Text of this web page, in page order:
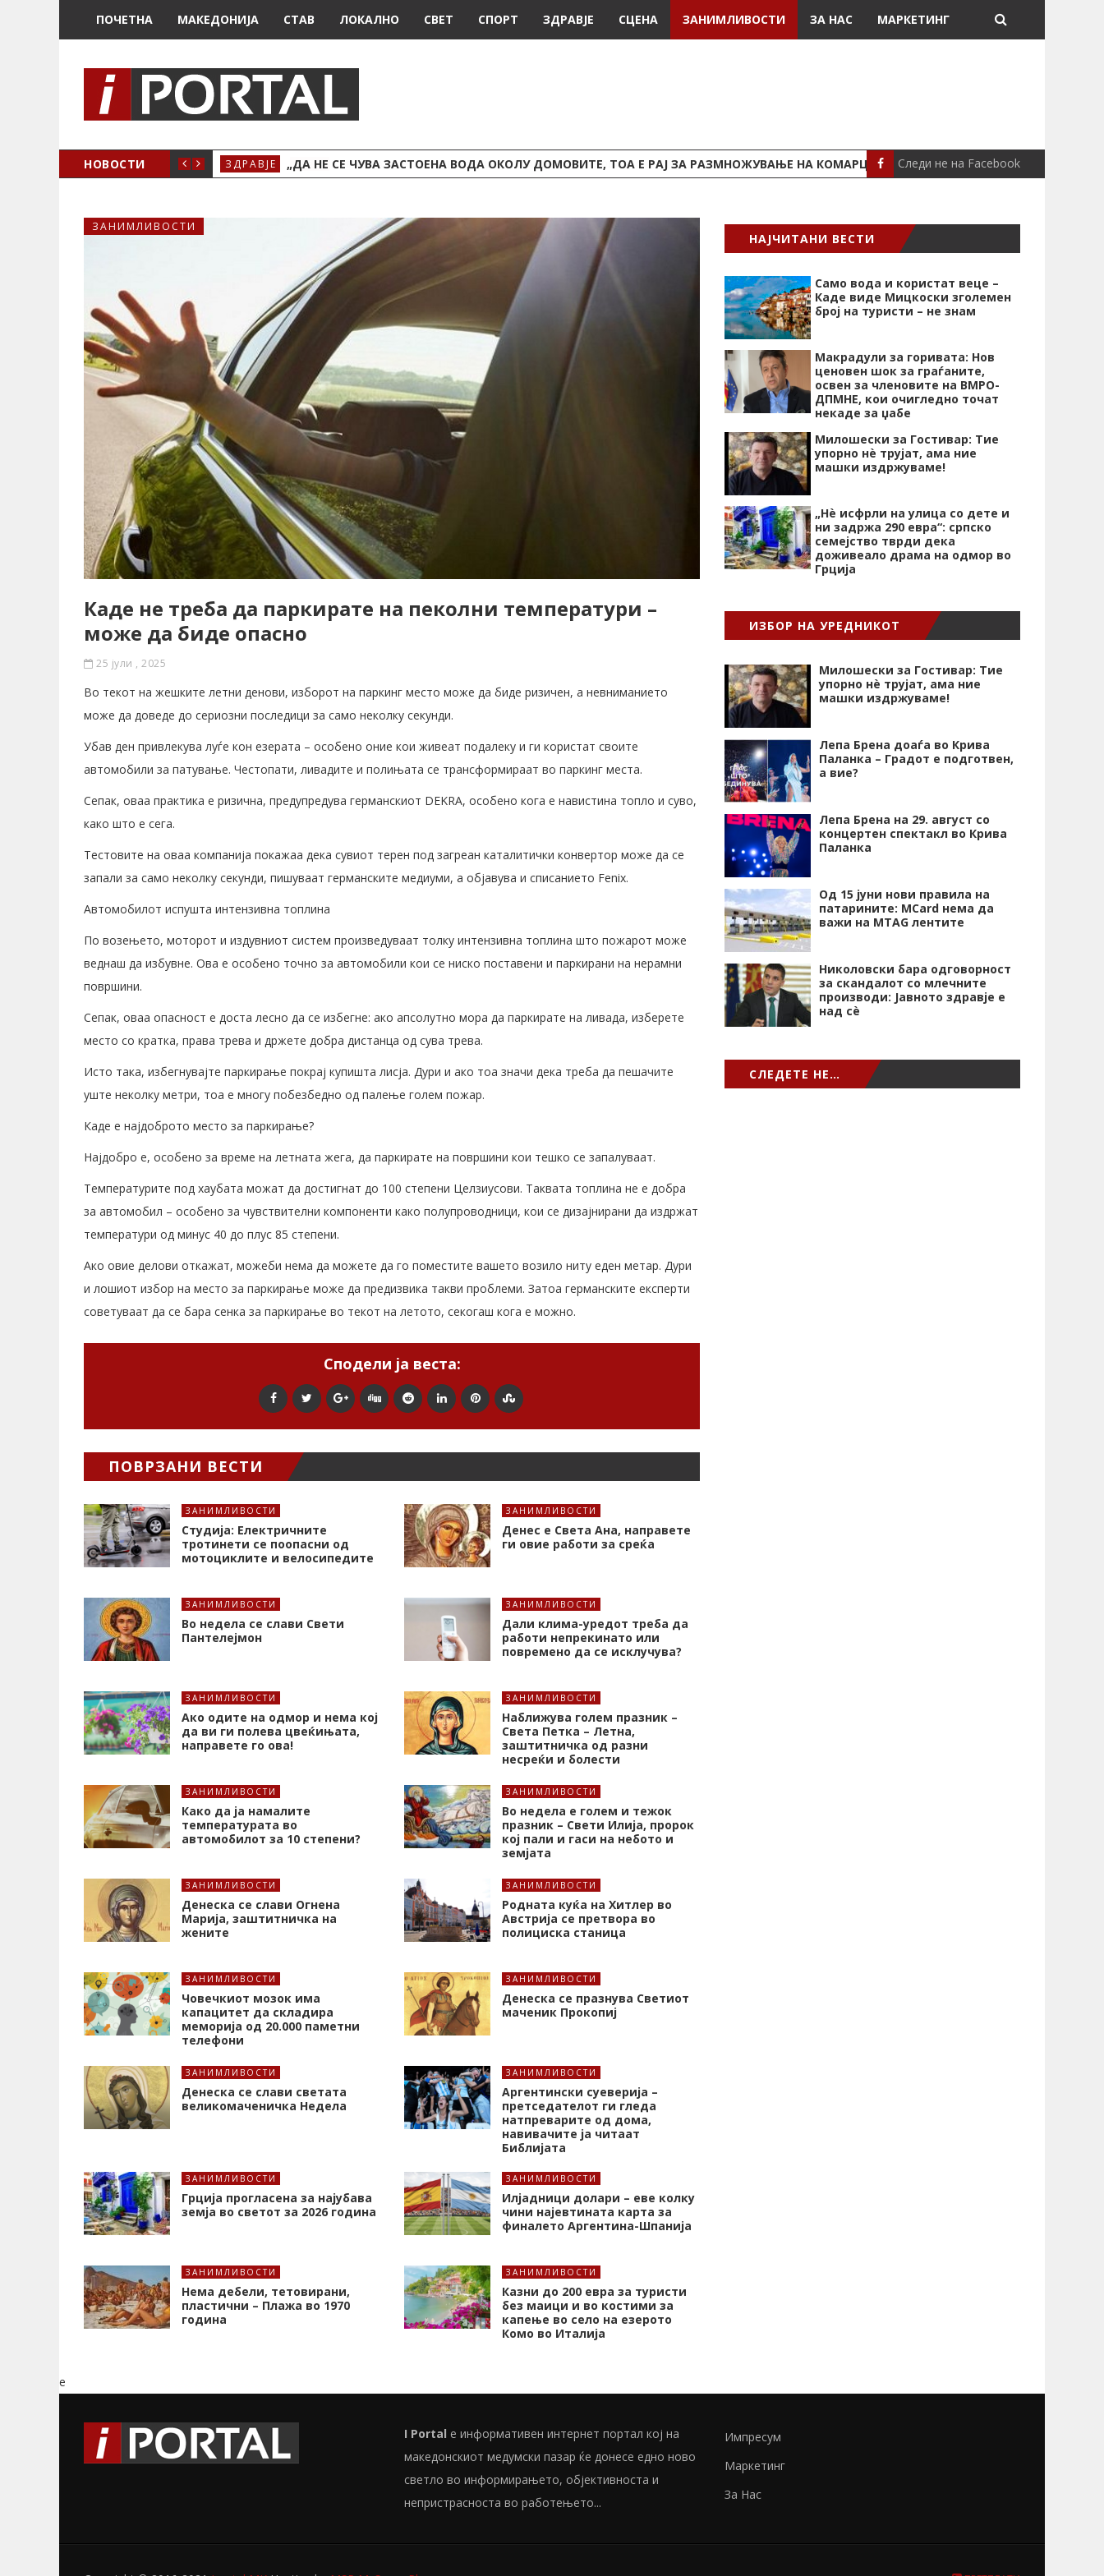
ПОЧЕТНА МАКЕДОНИЈА СТАВ ЛОКАЛНО СВЕТ СПОРТ ЗДРАВЈЕ СЦЕНА ЗАНИМЛИВОСТИ ЗА НАС МАРКЕТИНГ
НОВОСТИ ЗДРАВЈЕ „ДА НЕ СЕ ЧУВА ЗАСТОЕНА ВОДА ОКОЛУ ДОМОВИТЕ, ТОА Е РАЈ ЗА РАЗМНОЖУВАЊЕ НА КОМАРЦИТЕ“ ЗАНИМЛИВОСТИ
Следи не на Facebook
ЗАНИМЛИВОСТИ
Каде не треба да паркирате на пеколни температури –
може да биде опасно
25 јули , 2025
Во текот на жешките летни денови, изборот на паркинг место може да биде ризичен, а невниманието
може да доведе до сериозни последици за само неколку секунди.
Убав ден привлекува луѓе кон езерата – особено оние кои живеат подалеку и ги користат своите
автомобили за патување. Честопати, ливадите и полињата се трансформираат во паркинг места.
Сепак, оваа практика е ризична, предупредува германскиот DEKRA, особено кога е навистина топло и суво,
како што е сега.
Тестовите на оваа компанија покажаа дека сувиот терен под загреан каталитички конвертор може да се
запали за само неколку секунди, пишуваат германските медиуми, а објавува и списанието Fenix.
Автомобилот испушта интензивна топлина
По возењето, моторот и издувниот систем произведуваат толку интензивна топлина што пожарот може
веднаш да избувне. Ова е особено точно за автомобили кои се ниско поставени и паркирани на нерамни
површини.
Сепак, оваа опасност е доста лесно да се избегне: ако апсолутно мора да паркирате на ливада, изберете
место со кратка, права трева и држете добра дистанца од сува трева.
Исто така, избегнувајте паркирање покрај купишта лисја. Дури и ако тоа значи дека треба да пешачите
уште неколку метри, тоа е многу побезбедно од палење голем пожар.
Каде е најдоброто место за паркирање?
Најдобро е, особено за време на летната жега, да паркирате на површини кои тешко се запалуваат.
Температурите под хаубата можат да достигнат до 100 степени Целзиусови. Таквата топлина не е добра
за автомобил – особено за чувствителни компоненти како полупроводници, кои се дизајнирани да издржат
температури од минус 40 до плус 85 степени.
Ако овие делови откажат, можеби нема да можете да го поместите вашето возило ниту еден метар. Дури
и лошиот избор на место за паркирање може да предизвика такви проблеми. Затоа германските експерти
советуваат да се бара сенка за паркирање во текот на летото, секогаш кога е можно.
Сподели ја веста:
ПОВРЗАНИ ВЕСТИ
ЗАНИМЛИВОСТИ
Студија: Електричните
тротинети се поопасни од
мотоциклите и велосипедите
ЗАНИМЛИВОСТИ
Денес е Света Ана, направете
ги овие работи за среќа
ЗАНИМЛИВОСТИ
Во недела се слави Свети
Пантелејмон
ЗАНИМЛИВОСТИ
Дали клима-уредот треба да
работи непрекинато или
повремено да се исклучува?
ЗАНИМЛИВОСТИ
Ако одите на одмор и нема кој
да ви ги полева цвеќињата,
направете го ова!
ЗАНИМЛИВОСТИ
Наближува голем празник –
Света Петка – Летна,
заштитничка од разни
несреќи и болести
ЗАНИМЛИВОСТИ
Како да ја намалите
температурата во
автомобилот за 10 степени?
ЗАНИМЛИВОСТИ
Во недела е голем и тежок
празник – Свети Илија, пророк
кој пали и гаси на небото и
земјата
ЗАНИМЛИВОСТИ
Денеска се слави Огнена
Марија, заштитничка на
жените
ЗАНИМЛИВОСТИ
Родната куќа на Хитлер во
Австрија се претвора во
полициска станица
ЗАНИМЛИВОСТИ
Човечкиот мозок има
капацитет да складира
меморија од 20.000 паметни
телефони
ЗАНИМЛИВОСТИ
Денеска се празнува Светиот
маченик Прокопиј
ЗАНИМЛИВОСТИ
Денеска се слави светата
великомаченичка Недела
ЗАНИМЛИВОСТИ
Аргентински суеверија –
претседателот ги гледа
натпреварите од дома,
навивачите ја читаат
Библијата
ЗАНИМЛИВОСТИ
Грција прогласена за најубава
земја во светот за 2026 година
ЗАНИМЛИВОСТИ
Илјадници долари – еве колку
чини најевтината карта за
финалето Аргентина-Шпанија
ЗАНИМЛИВОСТИ
Нема дебели, тетовирани,
пластични – Плажа во 1970
година
ЗАНИМЛИВОСТИ
Казни до 200 евра за туристи
без маици и во костими за
капење во село на езерото
Комо во Италија
НАЈЧИТАНИ ВЕСТИ
Само вода и користат веце –
Каде виде Мицкоски зголемен
број на туристи – не знам
Макрадули за горивата: Нов
ценовен шок за граѓаните,
освен за членовите на ВМРО-
ДПМНЕ, кои очигледно точат
некаде за џабе
Милошески за Гостивар: Тие
упорно нѐ трујат, ама ние
машки издржуваме!
„Нѐ исфрли на улица со дете и
ни задржа 290 евра“: српско
семејство тврди дека
доживеало драма на одмор во
Грција
ИЗБОР НА УРЕДНИКОТ
Милошески за Гостивар: Тие
упорно нѐ трујат, ама ние
машки издржуваме!
Лепа Брена доаѓа во Крива
Паланка – Градот е подготвен,
а вие?
Лепа Брена на 29. август со
концертен спектакл во Крива
Паланка
Од 15 јуни нови правила на
патарините: MCard нема да
важи на MTAG лентите
Николовски бара одговорност
за скандалот со млечните
производи: Јавното здравје е
над сѐ
СЛЕДЕТЕ НЕ…
e
I Portal е информативен интернет портал кој на
македонскиот медумски пазар ќе донесе едно ново
светло во информирањето, објективноста и
непристрасноста во работењето...
Импресум
Маркетинг
За Нас